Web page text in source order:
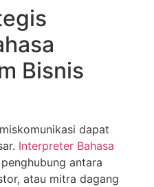
Bisnis
dapat
Interpreter Bahasa
antara
atau mitra dagang